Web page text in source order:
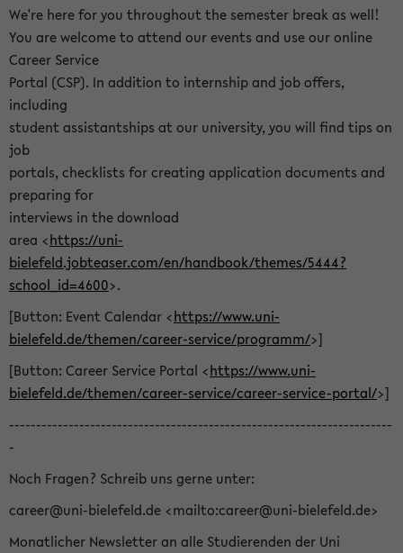
We're here for you throughout the semester break as well!
You are welcome to attend our events and use our online
Career Service
Portal (CSP). In addition to internship and job offers,
including
student assistantships at our university, you will find tips on
job
portals, checklists for creating application documents and
preparing for
interviews in the download
area <https://uni-
bielefeld.jobteaser.com/en/handbook/themes/5444?
school_id=4600>.
[Button: Event Calendar <https://www.uni-
bielefeld.de/themen/career-service/programm/>]
[Button: Career Service Portal <https://www.uni-
bielefeld.de/themen/career-service/career-service-portal/>]
-----------------------------------------------------------------------
-
Noch Fragen? Schreib uns gerne unter:
career@uni-bielefeld.de <mailto:career@uni-bielefeld.de>
Monatlicher Newsletter an alle Studierenden der Uni